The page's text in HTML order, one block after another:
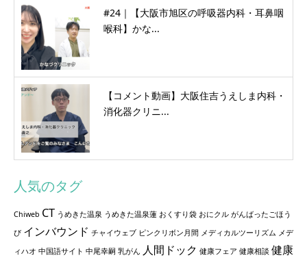
#24｜【大阪市旭区の呼吸器内科・耳鼻咽
喉科】かな...
【コメント動画】大阪住吉うえしま内科・
消化器クリニ...
人気のタグ
Chiweb CT うめきた温泉 うめきた温泉蓮 おくすり袋 おにクル がんばったごほう
び インバウンド チャイウェブ ピンクリボン月間 メディカルツーリズム メデ
ィハオ 中国語サイト 中尾幸嗣 乳がん 人間ドック 健康フェア 健康相談 健康